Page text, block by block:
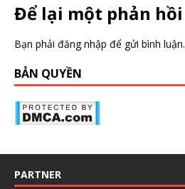
Để lại một phản hồi
Bạn phải đăng nhập để gửi bình luận.
BẢN QUYỀN
PARTNER